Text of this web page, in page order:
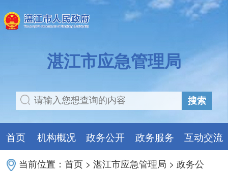
湛江市应急管理局
搜索
首页 机构概况 政务公开 政务服务 互动交流
当前位置：首页 >湛江市应急管理局 >政务公